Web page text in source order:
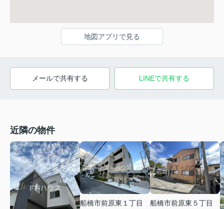
地図アプリで見る
メールで共有する LINEで共有する
近隣の物件
船橋市前原東１丁目
船橋市前原東５丁目